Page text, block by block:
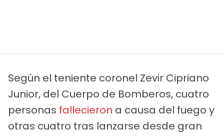
Según el teniente coronel Zevir Cipriano
Junior, del Cuerpo de Bomberos, cuatro
personas fallecieron a causa del fuego y
otras cuatro tras lanzarse desde gran